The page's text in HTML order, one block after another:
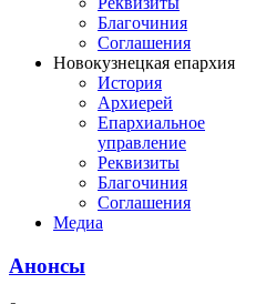
Благочиния
Соглашения
Новокузнецкая епархия
История
Архиерей
Епархиальное
управление
Реквизиты
Благочиния
Соглашения
Медиа
Анонсы